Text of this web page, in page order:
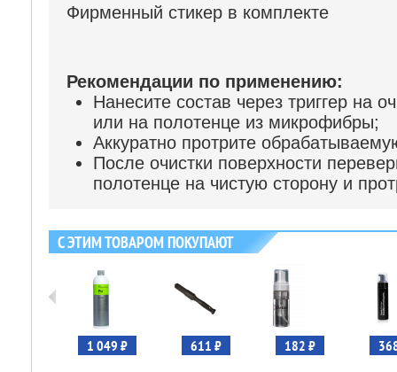
Фирменный стикер в комплекте
Рекомендации по применению:
Нанесите состав через триггер на
или на полотенце из микрофибры;
Аккуратно протрите
После очистки поверхности
полотенце на чистую сторону и
С ЭТИМ ТОВАРОМ ПОКУПАЮТ
1 049 ₽ 611 ₽ 182 ₽